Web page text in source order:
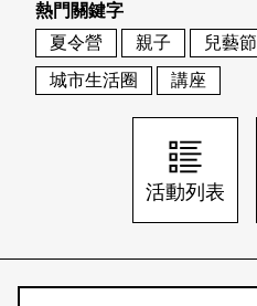
地圖搜尋
關於我們
刊物索取地點
會員基本資料
刊登活動
網站導覽
日本語
熱門關鍵字
夏令營
親子 兒藝節
城市生活圈
講座
活動列表